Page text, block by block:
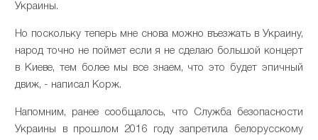
Украины.
Но поскольку теперь мне снова можно въезжать в Украину,
народ точно не поймет если я не сделаю большой концерт
в Киеве, тем более мы все знаем, что это будет эпичный
движ, - написал Корж.
Напомним, ранее сообщалось, что Служба безопасности
Украины в прошлом 2016 году запретила белорусскому